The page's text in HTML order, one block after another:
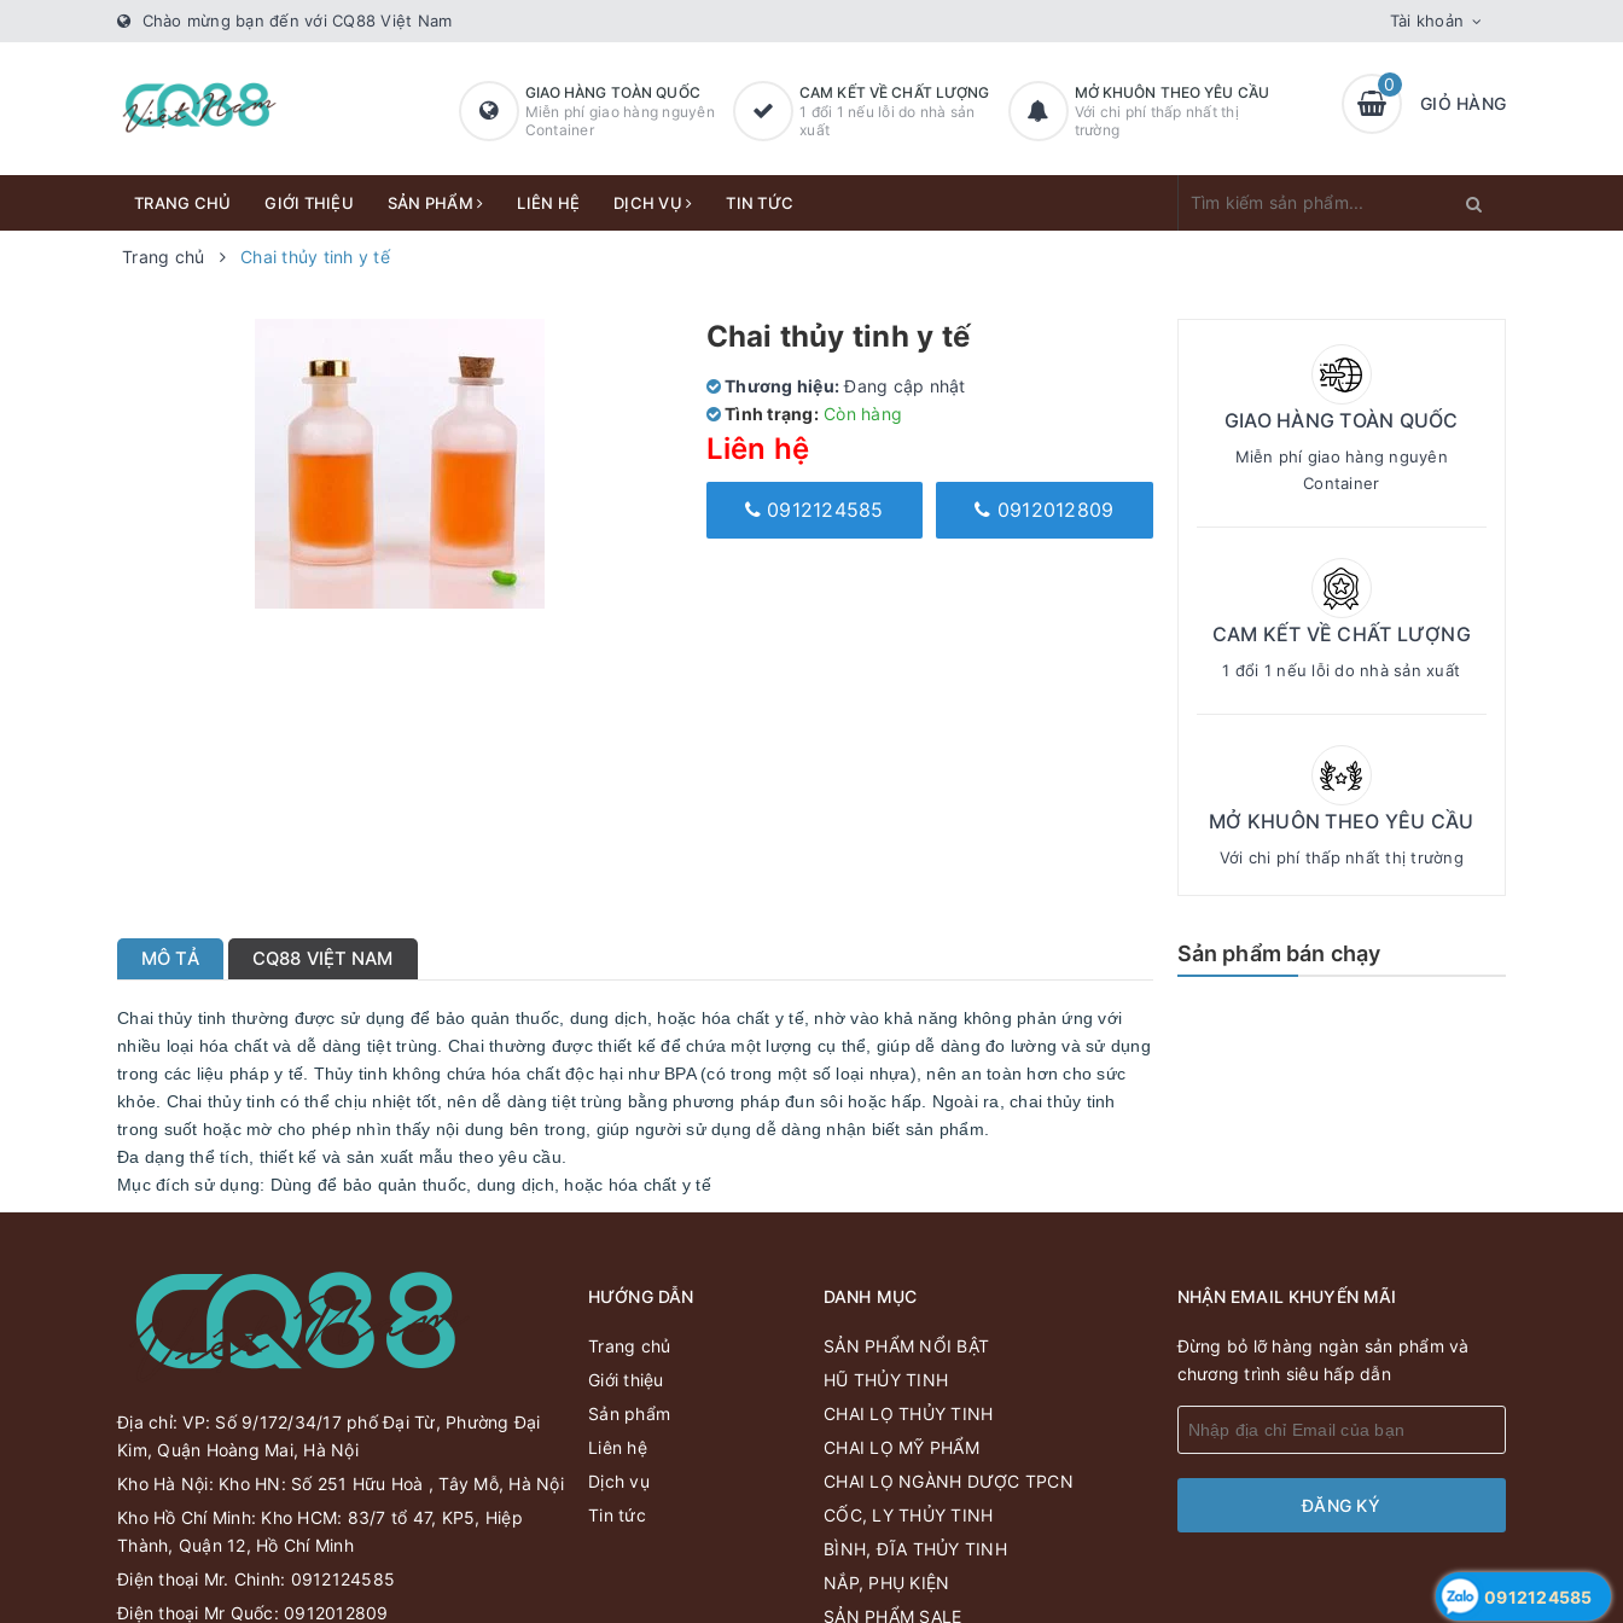
Chào mừng bạn đến với CQ88 Việt Nam Tài khoản
GIAO HÀNG TOÀN QUỐC
Miễn phí giao hàng nguyên
Container
CAM KẾT VỀ CHẤT LƯỢNG
1 đổi 1 nếu lỗi do nhà sản
xuất
MỞ KHUÔN THEO YÊU CẦU
Với chi phí thấp nhất thị
trường
0
GIỎ HÀNG
TRANG CHỦ GIỚI THIỆU SẢN PHẨM LIÊN HỆ DỊCH VỤ TIN TỨC
Trang chủ Chai thủy tinh y tế
Chai thủy tinh y tế
Thương hiệu: Đang cập nhật
Tình trạng: Còn hàng
Liên hệ
0912124585 0912012809
GIAO HÀNG TOÀN QUỐC
Miễn phí giao hàng nguyên
Container
CAM KẾT VỀ CHẤT LƯỢNG
1 đổi 1 nếu lỗi do nhà sản xuất
MỞ KHUÔN THEO YÊU CẦU
Với chi phí thấp nhất thị trường
MÔ TẢ CQ88 VIỆT NAM
Chai thủy tinh thường được sử dụng để bảo quản thuốc, dung dịch, hoặc hóa chất y tế, nhờ vào khả năng không phản ứng với
nhiều loại hóa chất và dễ dàng tiệt trùng. Chai thường được thiết kế để chứa một lượng cụ thể, giúp dễ dàng đo lường và sử dụng
trong các liệu pháp y tế. Thủy tinh không chứa hóa chất độc hại như BPA (có trong một số loại nhựa), nên an toàn hơn cho sức
khỏe. Chai thủy tinh có thể chịu nhiệt tốt, nên dễ dàng tiệt trùng bằng phương pháp đun sôi hoặc hấp. Ngoài ra, chai thủy tinh
trong suốt hoặc mờ cho phép nhìn thấy nội dung bên trong, giúp người sử dụng dễ dàng nhận biết sản phẩm.
Đa dạng thể tích, thiết kế và sản xuất mẫu theo yêu cầu.
Mục đích sử dụng: Dùng để bảo quản thuốc, dung dịch, hoặc hóa chất y tế
Sản phẩm bán chạy
Địa chỉ: VP: Số 9/172/34/17 phố Đại Từ, Phường Đại
Kim, Quận Hoàng Mai, Hà Nội
Kho Hà Nội: Kho HN: Số 251 Hữu Hoà , Tây Mỗ, Hà Nội
Kho Hồ Chí Minh: Kho HCM: 83/7 tổ 47, KP5, Hiệp
Thành, Quận 12, Hồ Chí Minh
Điện thoại Mr. Chinh: 0912124585
Điện thoại Mr Quốc: 0912012809
HƯỚNG DẪN
Trang chủ
Giới thiệu
Sản phẩm
Liên hệ
Dịch vụ
Tin tức
DANH MỤC
SẢN PHẨM NỔI BẬT
HŨ THỦY TINH
CHAI LỌ THỦY TINH
CHAI LỌ MỸ PHẨM
CHAI LỌ NGÀNH DƯỢC TPCN
CỐC, LY THỦY TINH
BÌNH, ĐĨA THỦY TINH
NẮP, PHỤ KIỆN
SẢN PHẨM SALE
NHẬN EMAIL KHUYẾN MÃI
Đừng bỏ lỡ hàng ngàn sản phẩm và
chương trình siêu hấp dẫn
ĐĂNG KÝ
0912124585